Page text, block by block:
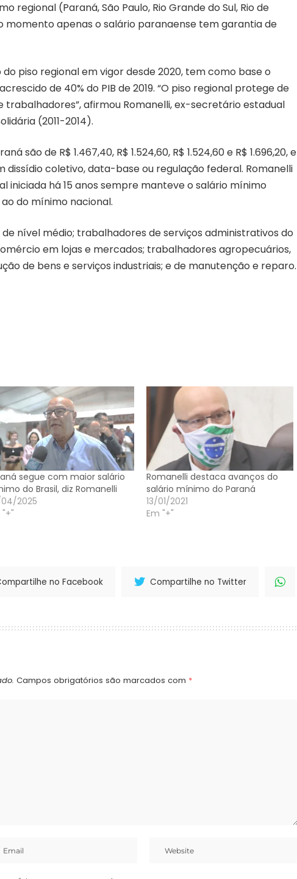
regional (Paraná, São Paulo, Rio Grande do Sul, Rio de
momento apenas o salário paranaense tem garantia de
piso regional em vigor desde 2020, tem como base o
de 40% do PIB de 2019. “O piso regional protege de
trabalhadores”, afirmou Romanelli, ex-secretário estadual
(2011-2014).
são de R$ 1.467,40, R$ 1.524,60, R$ 1.524,60 e R$ 1.696,20, e
dissídio coletivo, data-base ou regulação federal. Romanelli
iniciada há 15 anos sempre manteve o salário mínimo
do mínimo nacional.
nível médio; trabalhadores de serviços administrativos do
em lojas e mercados; trabalhadores agropecuários,
de bens e serviços industriais; e de manutenção e reparo.
segue com maior salário
do Brasil, diz Romanelli
2025
"+"
Romanelli destaca avanços do
salário mínimo do Paraná
13/01/2021
Em "+"
no Facebook Compartilhe no Twitter
Campos obrigatórios são marcados com *